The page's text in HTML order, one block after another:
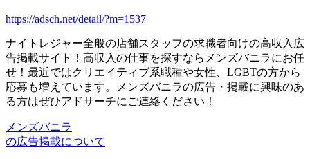
https://adsch.net/detail/?m=1537
ナイトレジャー全般の店舗スタッフの求職者向けの高収入広
告掲載サイト！高収入の仕事を探すならメンズバニラにお任
せ！最近ではクリエイティブ系職種や女性、LGBTの方から
応募も増えています。メンズバニラの広告・掲載に興味のあ
る方はぜひアドサーチにご連絡ください！
メンズバニラ
の広告掲載について